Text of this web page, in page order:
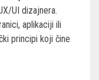
UI dizajnera.
aplikaciji ili
principi koji čine